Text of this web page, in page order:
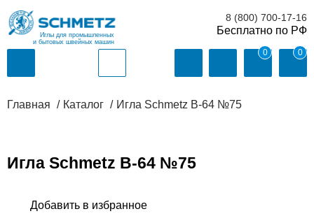
Иглы для промышленных
и бытовых швейных машин
8 (800) 700-17-16
0 0
Главная Каталог Игла Schmetz B-64 №75
Игла Schmetz B-64 №75